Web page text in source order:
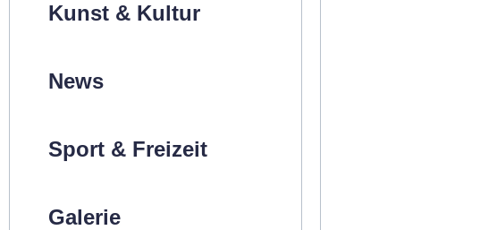
Kunst & Kultur
News
Sport & Freizeit
Galerie